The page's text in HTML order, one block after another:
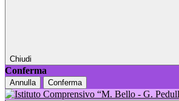
Chiudi
Conferma
Annulla Conferma